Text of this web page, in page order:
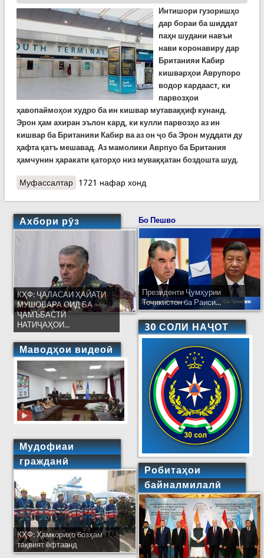
Интишори гузоришҳо
дар бораи ба шиддат
паҳн шудани навъи
нави коронавиру дар
Британияи Кабир
кишварҳои Аврупоро
водор кардааст, ки
парвозҳои
ҳавопаймоҳои худро ба ин кишвар мутаваққиф кунанд.
Эрон ҳам ахиран эълон кард, ки кулли парвозҳо аз ин
кишвар ба Британияи Кабир ва аз он ҷо ба Эрон муддати ду
ҳафта қатъ мешавад. Аз мамолики Аврпуо ба Британия
ҳамчунин ҳаракати қаторҳо низ муваққатан боздошта шуд.
Муфассалтаро Навъи нави вируси корона дар Британиё.
1721 нафар хонд
Ахбори рӯз
КҲФ: ҶАЛАСАИ ҲАЙАТИ
МУШОВАРА ОИД БА
ҶАМЪБАСТИ
НАТИҶАҲОИ...
Маводҳои видеоӣ
Мудофиаи
гражданӣ
КҲФ: Ҳамкориҳо бозҳам
тақвият ёфтаанд
Бо Пешво
Президенти Ҷумҳурии
Тоҷикистон ба Раиси...
30 СОЛИ НАҶОТ
Робитаҳои
байналмилалӣ